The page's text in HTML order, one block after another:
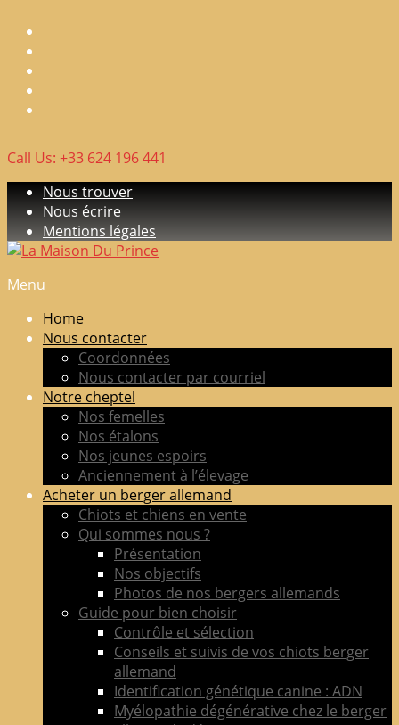
content
Call Us: +33 624 196 441
Nous trouver
Nous écrire
Mentions légales
La
Maison
Du
Prince
Elevage
allemand
adultes
Menu
Home
Nous contacter
Coordonnées
Nous contacter par courriel
Notre cheptel
Nos femelles
Nos étalons
Nos jeunes espoirs
Anciennement à l’élevage
Acheter un berger allemand
Chiots et chiens en vente
Qui sommes nous ?
Présentation
Nos objectifs
Photos de nos bergers allemands
Guide pour bien choisir
Contrôle et sélection
Conseils et suivis de vos chiots berger
allemand
Identification génétique canine : ADN
Myélopathie dégénérative chez le berger